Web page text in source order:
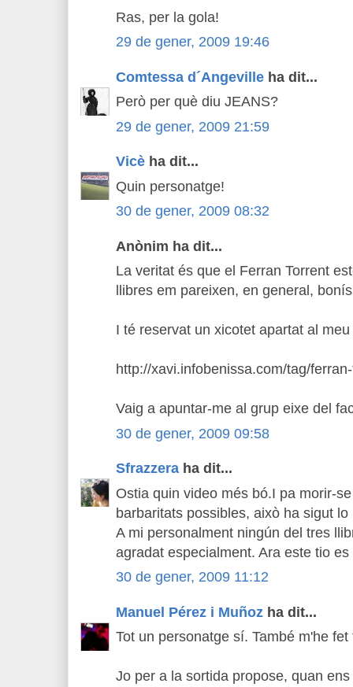
Ras, per la gola!
29 de gener, 2009 19:46
Comtessa d´Angeville ha dit...
Però per què diu JEANS?
29 de gener, 2009 21:59
Vicè ha dit...
Quin personatge!
30 de gener, 2009 08:32
Anònim ha dit...
La veritat és que el Ferran Torrent
llibres em pareixen, en general,
I té reservat un xicotet apartat al
http://xavi.infobenissa.com/tag/
Vaig a apuntar-me al grup eixe del
30 de gener, 2009 09:58
Sfrazzera ha dit...
Ostia quin video més bó.I pa morir-
barbaritats possibles, això ha sigut lo
A mi personalment ningún del tres
agradat especialment. Ara este tio
30 de gener, 2009 11:12
Manuel Pérez i Muñoz ha dit...
Tot un personatge sí. També m'he
Jo per a la sortida propose, quan